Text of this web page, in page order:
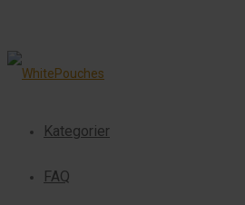
Kategorier
FAQ